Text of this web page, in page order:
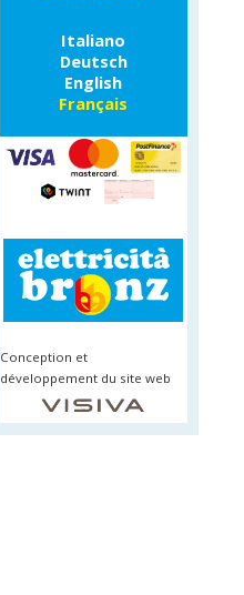
Italiano
Deutsch
English
Français
Conception et
développement du site web